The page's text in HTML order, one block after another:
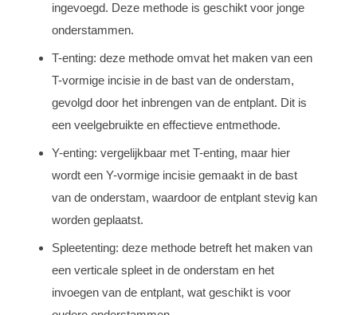
ingevoegd. Deze methode is geschikt voor jonge
onderstammen.
T-enting: deze methode omvat het maken van een
T-vormige incisie in de bast van de onderstam,
gevolgd door het inbrengen van de entplant. Dit is
een veelgebruikte en effectieve entmethode.
Y-enting: vergelijkbaar met T-enting, maar hier
wordt een Y-vormige incisie gemaakt in de bast
van de onderstam, waardoor de entplant stevig kan
worden geplaatst.
Spleetenting: deze methode betreft het maken van
een verticale spleet in de onderstam en het
invoegen van de entplant, wat geschikt is voor